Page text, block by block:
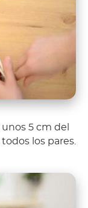
5 cm del
los pares.